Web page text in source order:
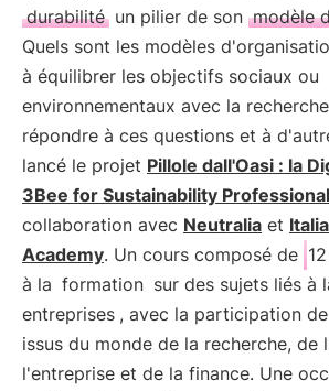
durabilité un pilier de son modèle
Quels sont les modèles
à équilibrer les objectifs sociaux ou
environnementaux avec la
répondre à ces questions et à
lancé le projet Pillole dall'Oasi : la
3Bee for Sustainability
collaboration avec Neutralia et
Academy. Un cours composé de
à la formation sur des sujets liés à
entreprises , avec la participation de
issus du monde de la recherche, de
l'entreprise et de la finance. Une